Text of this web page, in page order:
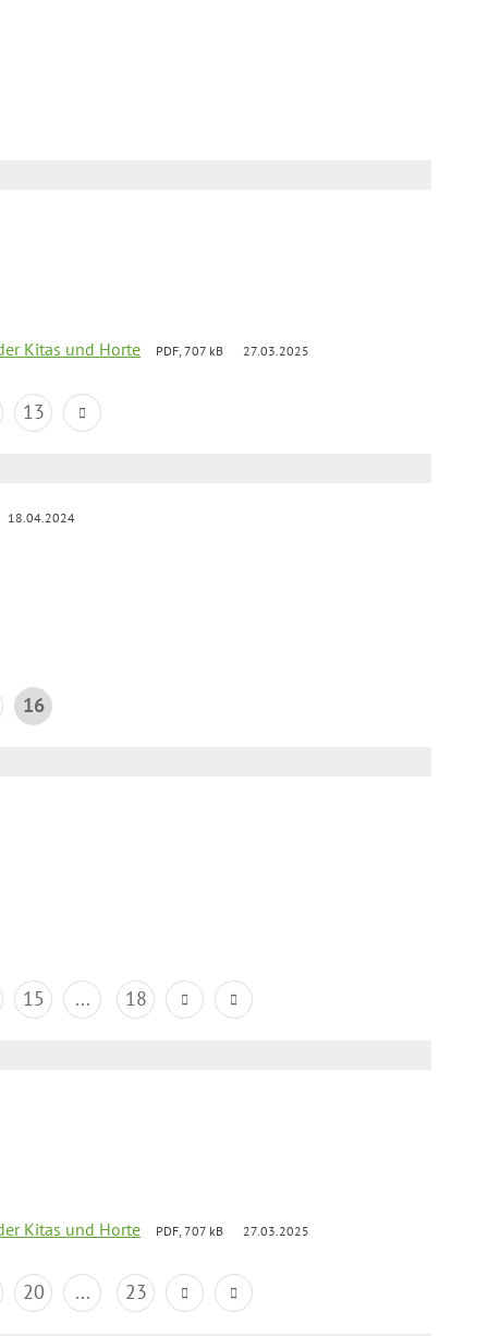
Kitas und Horte PDF, 707 kB 27.03.2025
13
18.04.2024
16
15 ... 18
Kitas und Horte PDF, 707 kB 27.03.2025
20 ... 23